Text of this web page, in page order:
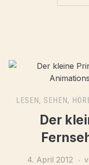
LESEN, SEHEN,
Der
4. April 2012